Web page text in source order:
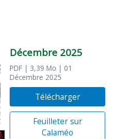
Décembre 2025
PDF | 3,39 Mo | 01
Décembre 2025
Télécharger
Feuilleter sur
Calaméo